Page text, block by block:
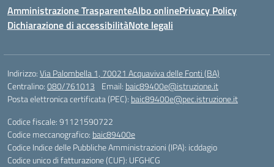
Amministrazione TrasparenteAlbo onlinePrivacy Policy
Dichiarazione di accessibilitàNote legali
Indirizzo:Via Palombella 1, 70021 Acquaviva delle Fonti (BA)
Centralino:080/761013 Email: baic89400e@istruzione.it
Posta elettronica certificata (PEC): baic89400e@pec.istruzione.it
Codice fiscale: 91121590722
Codice meccanografico: baic89400e
Codice Indice delle Pubbliche Amministrazioni (IPA): icddagio
Codice unico di fatturazione (CUF): UFGHCG